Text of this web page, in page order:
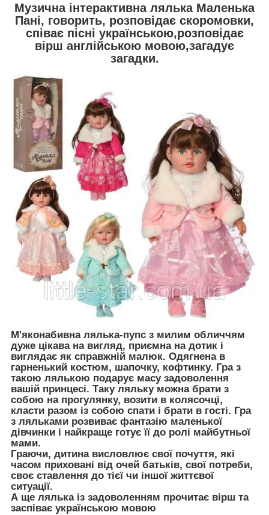
Музична інтерактивна лялька Маленька
Пані, говорить, розповідає скоромовки,
співає пісні українською,розповідає
вірш англійською мовою,загадує
загадки.
М'яконабивна лялька-пупс з милим обличчям
дуже цікава на вигляд, приємна на дотик і
виглядає як справжній малюк. Одягнена в
гарненький костюм, шапочку, кофтинку. Гра з
такою лялькою подарує масу задоволення
вашій принцесі. Таку ляльку можна брати з
собою на прогулянку, возити в колясочці,
класти разом із собою спати і брати в гості. Гра
з ляльками розвиває фантазію маленької
дівчинки і найкраще готує її до ролі майбутньої
мами.
Граючи, дитина висловлює свої почуття, які
часом приховані від очей батьків, свої потреби,
своє ставлення до тієї чи іншої життєвої
ситуації.
А ще лялька із задоволенням прочитає вірш та
заспіває українською мовою